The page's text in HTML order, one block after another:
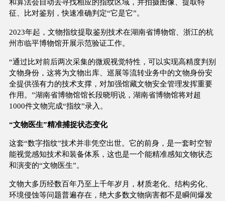
和算法会自动去寻找相应的指纹区域，并拍摄图像、提取特
征、比对鉴别，快速准确判定“它是它”。
2023年起，文物指纹提取鉴别技术在湖南省博物馆、浙江的杭
州市临平博物馆开展示范验证工作。
“通过比对前后两次采集的微观视觉特性，可以实现高精度判别
文物身份，这将为文物出库、巡展等流转业务中的文物身份安
全提供强有力的技术支撑，对加强馆藏文物安全管理发挥重要
作用。”湖南省博物馆馆长段晓明说，湖南省博物馆将对超
1000件文物完成“指纹”录入。
“文物医生”精准捕捉状态变化
这套“数字指纹”技术并非凭空出世。它的前身，是一套时空智
能视觉感知技术和装备体系，这也是一个能精准感知文物状态
和演变的“文物医生”。
文物大多历经数百年乃至上千年岁月，材质老化、结构劣化、
环境侵蚀等问题普遍存在，绝大多数文物病害都不是瞬间爆发